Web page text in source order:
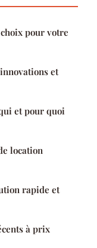
pour votre
et
et pour quoi
location
rapide et
à prix